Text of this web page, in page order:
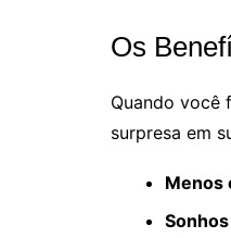
Os
Quando você
surpresa em
Menos